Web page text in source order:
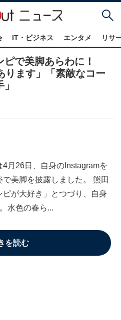
IT・ビジネス エンタメ リサ
で美脚あらわに！
ります」「素敵なコー
月26日、自身のInstagramを
美脚を披露しました。 熊田
が大好き」とつづり、自身
水色の春ら...
を読む